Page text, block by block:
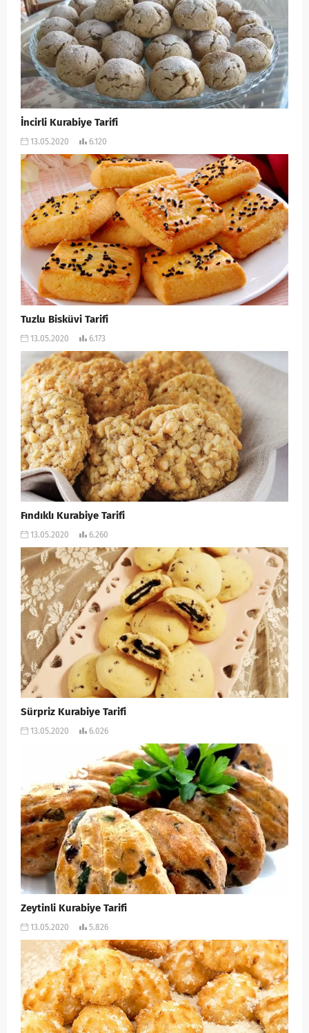
İncirli Kurabiye Tarifi
13.05.2020 6.120
Tuzlu Bisküvi Tarifi
13.05.2020 6.173
Fındıklı Kurabiye Tarifi
13.05.2020 6.260
Sürpriz Kurabiye Tarifi
13.05.2020 6.026
Zeytinli Kurabiye Tarifi
13.05.2020 5.826